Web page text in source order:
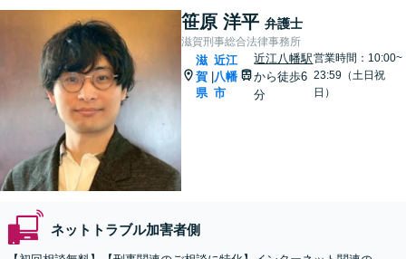
笹原 洋平 弁護士
滋賀刑事総合法律事務所
滋
賀
県
近江
八幡
市
近江八幡駅
から徒歩6
分
営業時間：10:00~
23:59（土日祝
日）
ネットトラブル加害者側